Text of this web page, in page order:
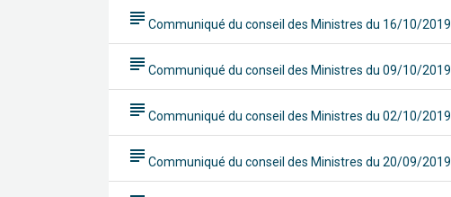
subject Communiqué du conseil des Ministres du 16/10/2019
subject Communiqué du conseil des Ministres du 09/10/2019
subject Communiqué du conseil des Ministres du 02/10/2019
subject Communiqué du conseil des Ministres du 20/09/2019